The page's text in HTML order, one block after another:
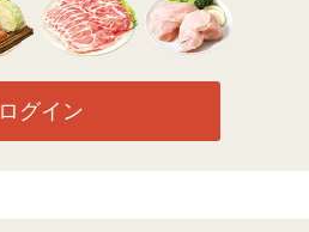
ログイン